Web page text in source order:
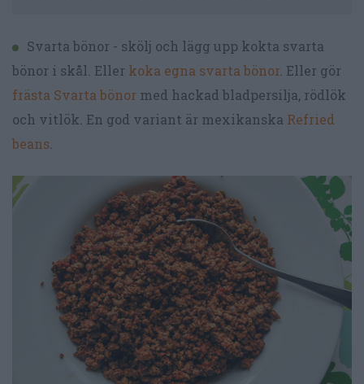
Svarta bönor - skölj och lägg upp kokta svarta
bönor i skål. Eller koka egna svarta bönor. Eller gör
frästa Svarta bönor med hackad bladpersilja, rödlök
och vitlök. En god variant är mexikanska Refried
beans